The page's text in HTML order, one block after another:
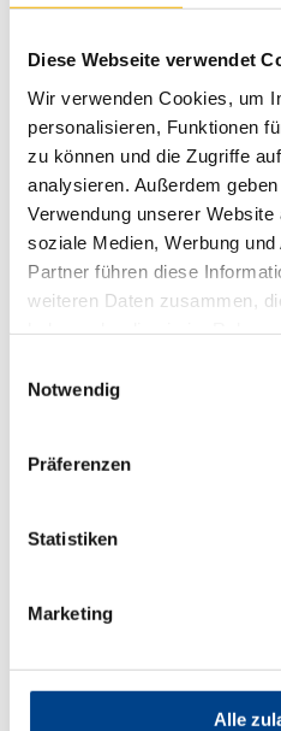
Diese Webseite verwendet
Wir verwenden Cookies, um
personalisieren, Funktionen
zu können und die Zugriffe
analysieren. Außerdem
Verwendung unserer
soziale Medien, Werbung
Partner führen diese
weiteren Daten zusammen,
Notwendig
Präferenzen
Statistiken
Marketing
Alle
Zum Infoflyer
Grundkurs: € 730,00
Kurspreise inklusive Skript
gesamten Kursdauer.